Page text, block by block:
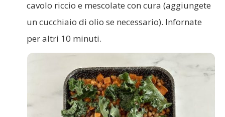
cavolo riccio e mescolate con cura (aggiungete
un cucchiaio di olio se necessario). Infornate
per altri 10 minuti.